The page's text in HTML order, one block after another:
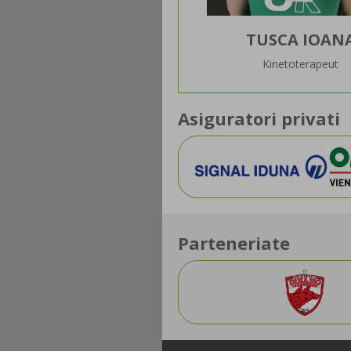
TUSCA
Kinetoterapeut
Asiguratori privati
Parteneriate